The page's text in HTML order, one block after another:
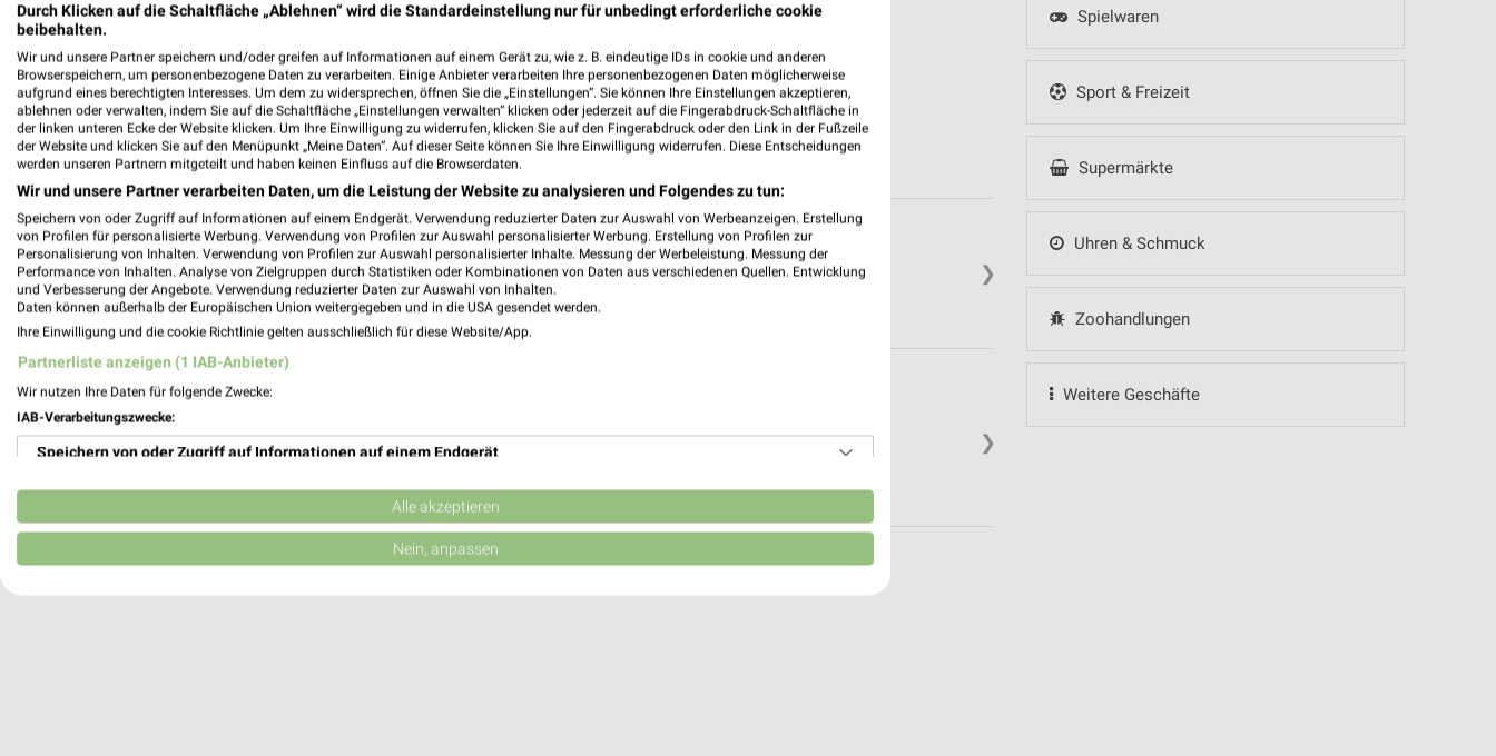
Spielwaren
Sport & Freizeit
Supermärkte
Uhren & Schmuck
Zoohandlungen
Weitere Geschäfte
❯
Restaurant Bersina Bersenbrück
Otto-Hahn-Straße 21
49593 Bersenbrück
369,69 km
❯
Gasthof Hense Lingen-Baccum
49811 Lingen-Baccum
Durch Klicken auf die Schaltfläche „Ablehnen“ wird die Standardeinstellung nur für unbedingt erforderliche cookie
beibehalten.
Wir und unsere Partner speichern und/oder greifen auf Informationen auf einem Gerät zu, wie z. B. eindeutige IDs in cookie und anderen
Browserspeichern, um personenbezogene Daten zu verarbeiten. Einige Anbieter verarbeiten Ihre personenbezogenen Daten möglicherweise
aufgrund eines berechtigten Interesses. Um dem zu widersprechen, öffnen Sie die „Einstellungen“. Sie können Ihre Einstellungen akzeptieren,
ablehnen oder verwalten, indem Sie auf die Schaltfläche „Einstellungen verwalten“ klicken oder jederzeit auf die Fingerabdruck-Schaltfläche in
der linken unteren Ecke der Website klicken. Um Ihre Einwilligung zu widerrufen, klicken Sie auf den Fingerabdruck oder den Link in der Fußzeile
der Website und klicken Sie auf den Menüpunkt „Meine Daten“. Auf dieser Seite können Sie Ihre Einwilligung widerrufen. Diese Entscheidungen
werden unseren Partnern mitgeteilt und haben keinen Einfluss auf die Browserdaten.
Wir und unsere Partner verarbeiten Daten, um die Leistung der Website zu analysieren und Folgendes zu tun:
Speichern von oder Zugriff auf Informationen auf einem Endgerät. Verwendung reduzierter Daten zur Auswahl von Werbeanzeigen. Erstellung
von Profilen für personalisierte Werbung. Verwendung von Profilen zur Auswahl personalisierter Werbung. Erstellung von Profilen zur
Personalisierung von Inhalten. Verwendung von Profilen zur Auswahl personalisierter Inhalte. Messung der Werbeleistung. Messung der
Performance von Inhalten. Analyse von Zielgruppen durch Statistiken oder Kombinationen von Daten aus verschiedenen Quellen. Entwicklung
und Verbesserung der Angebote. Verwendung reduzierter Daten zur Auswahl von Inhalten.
Daten können außerhalb der Europäischen Union weitergegeben und in die USA gesendet werden.
Ihre Einwilligung und die cookie Richtlinie gelten ausschließlich für diese Website/App.
Partnerliste anzeigen (1 IAB-Anbieter)
Wir nutzen Ihre Daten für folgende Zwecke:
IAB-Verarbeitungszwecke:
Speichern von oder Zugriff auf Informationen auf einem Endgerät
Verwendung reduzierter Daten zur Auswahl von Werbeanzeigen
Erstellung von Profilen für personalisierte Werbung
Alle akzeptieren
Nein, anpassen